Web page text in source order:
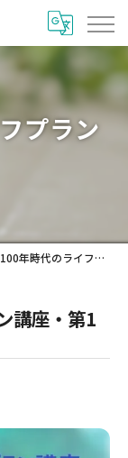
プラン
時代のライフプラン講座・第1回
講座・第1